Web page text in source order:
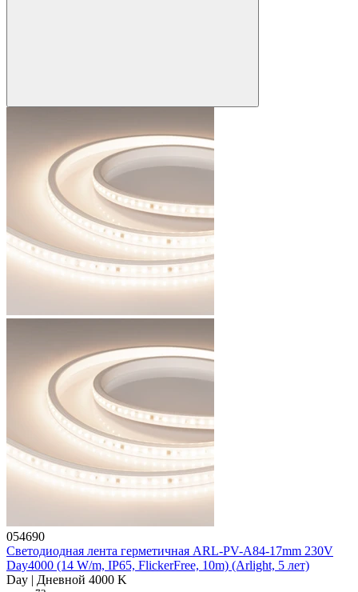
054690
Светодиодная лента герметичная ARL-PV-A84-17mm 230V
Day4000 (14 W/m, IP65, FlickerFree, 10m) (Arlight, 5 лет)
Day | Дневной 4000 K